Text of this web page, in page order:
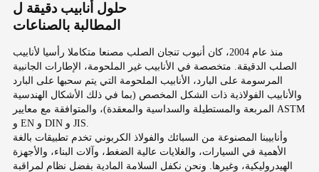
حلول أنابيب دقيقة ل
المطالبة بالصناعات
منذ عام 2004، كان أنبوب تنجان الصلب مصنعا متكاملا رأسيا لأنابيب
الصلب الدقيقة. متخصصة في الأنابيب غير الملحومة، الإطارات الجانبية
المرسومة على البارد، الأنابيب الملحومة التي يتم سحبها على البارد
والأنابيب الفولاذية ذات الشكل المخصص (بما في ذلك الأشكال الهندسية
المربعة والمستطيلة والسداسية والمعقدة)، والمتوافقة مع معايير ASTM
و EN و DIN و JIS.
وأنابيبنا المصنوعة من السبائك والفولاذ الكربوني تخدم تطبيقات بالغة
الأهمية في السيارات، والغلايات عالية الضغط، وآلات البناء، والأجهزة
الهيدروليكية، وغيرها. ونحن نكفل السلامة المادية بفضل نظام لمراقبة